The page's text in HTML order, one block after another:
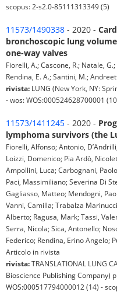
scopus: 2-s2.0-85111313349 (5)
11573/1490338 - 2020 -
bronchoscopic lung
one-way valves
Fiorelli, A.; Cascone, R.; Natale,
Rendina, E. A.; Santini, M.;
rivista: LUNG (New York, NY:
- wos: WOS:000524628700001
11573/1411245 - 2020 -
lymphoma survivors (the
Fiorelli, Alfonso; Antonio,
Loizzi, Domenico; Pia Ardò,
Ampollini, Luca; Carbognani,
Paci, Massimiliano; Severina Di
Gagliasso, Matteo; Mendogni,
Vanni, Camilla; Trabalza
Alberto; Ragusa, Mark; Tassi,
Serra, Nicola; Sica, Antonello;
Federico; Rendina, Erino Angelo;
Articolo in rivista
rivista:TRANSLATIONAL LUNG
Bioscience Publishing Company)
WOS:000517794000012 (14) -